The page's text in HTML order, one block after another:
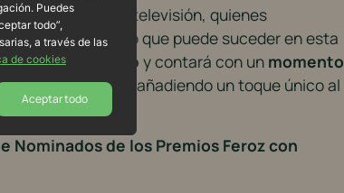
Puedes
todo”,
a través de las
de cookies
Aceptar todo
del cine y la televisión, quienes
sobre lo que puede suceder en esta
Javier Zurro y contará con un momento
guiada por él, añadiendo un toque único al
Nominados de los Premios Feroz con